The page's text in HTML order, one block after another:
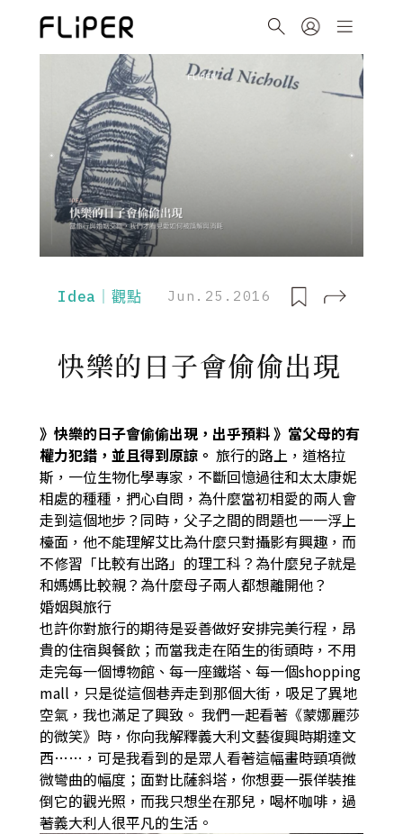
Idea｜觀點 Jun.25.2016
快樂的日子會偷偷出現
》快樂的日子會偷偷出現，出乎預料 》當父母的有
權力犯錯，並且得到原諒。 旅行的路上，道格拉
斯，一位生物化學專家，不斷回憶過往和太太康妮
相處的種種，捫心自問，為什麼當初相愛的兩人會
走到這個地步？同時，父子之間的問題也一一浮上
檯面，他不能理解艾比為什麼只對攝影有興趣，而
不修習「比較有出路」的理工科？為什麼兒子就是
和媽媽比較親？為什麼母子兩人都想離開他？
婚姻與旅行
也許你對旅行的期待是妥善做好安排完美行程，昂
貴的住宿與餐飲；而當我走在陌生的街頭時，不用
走完每一個博物館、每一座鐵塔、每一個shopping
mall，只是從這個巷弄走到那個大街，吸足了異地
空氣，我也滿足了興致。 我們一起看著《蒙娜麗莎
的微笑》時，你向我解釋義大利文藝復興時期達文
西……，可是我看到的是眾人看著這幅畫時頸項微
微彎曲的幅度；面對比薩斜塔，你想要一張佯裝推
倒它的觀光照，而我只想坐在那兒，喝杯咖啡，過
著義大利人很平凡的生活。